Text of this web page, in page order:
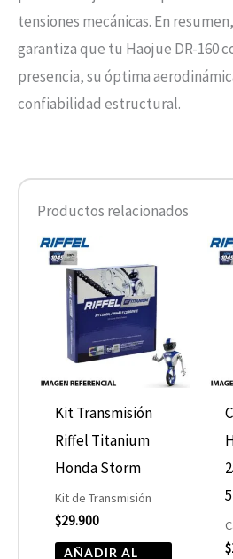
tensiones mecánicas. En
garantiza que tu Haojue DR-160
presencia, su óptima
confiabilidad estructural.
Productos relacionados
Kit Transmisión
Riffel Titanium
Honda Storm
Kit de Transmisión
$29.900
AÑADIR AL
$